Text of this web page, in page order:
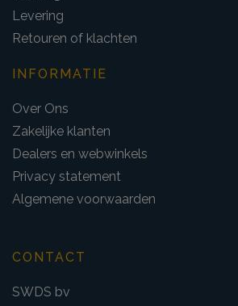
Levering
Retouren of klachten
INFORMATIE
Over Ons
Zakelijke klanten
Dealers en webwinkels
Privacy statement
Algemene voorwaarden
CONTACT
SWDS bv